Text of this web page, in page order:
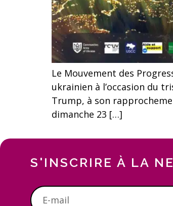
Le Mouvement des
ukrainien à l’occasion du
Trump, à son
dimanche 23 […]
S'INSCRIRE À LA